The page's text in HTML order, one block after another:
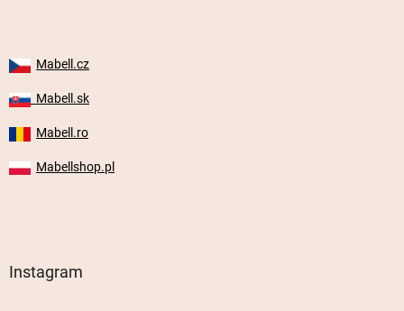
Mabell.cz
Mabell.sk
Mabell.ro
Mabellshop.pl
Instagram